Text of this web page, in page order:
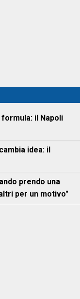
il Napoli
idea: il
prendo una
per un motivo"